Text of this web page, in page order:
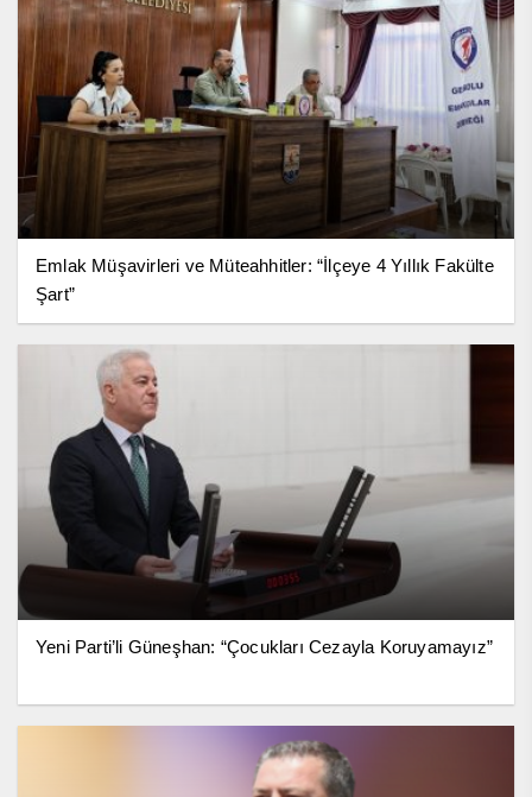
Emlak Müşavirleri ve Müteahhitler: “İlçeye 4 Yıllık Fakülte
Şart”
Yeni Parti’li Güneşhan: “Çocukları Cezayla Koruyamayız”